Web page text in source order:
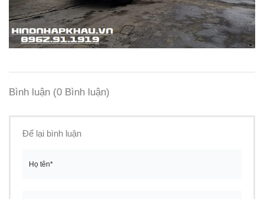
Bình luận (0 Bình luận)
Để lại bình luận